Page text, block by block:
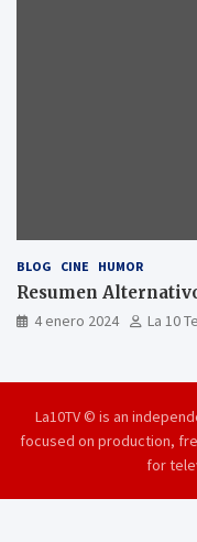
BLOG CINE HUMOR
Resumen
4 enero 2024 La 10
La10TV © is an
focused on production,
for